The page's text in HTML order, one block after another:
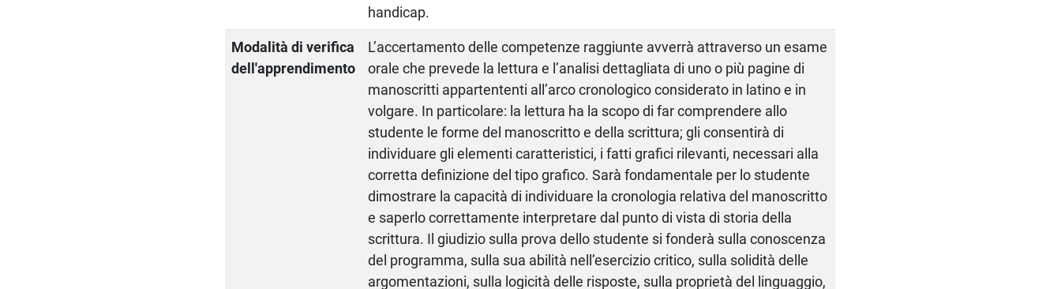
handicap.
Modalità di verifica
dell'apprendimento
L’accertamento delle competenze raggiunte avverrà attraverso un esame
orale che prevede la lettura e l’analisi dettagliata di uno o più pagine di
manoscritti appartententi all’arco cronologico considerato in latino e in
volgare. In particolare: la lettura ha la scopo di far comprendere allo
studente le forme del manoscritto e della scrittura; gli consentirà di
individuare gli elementi caratteristici, i fatti grafici rilevanti, necessari alla
corretta definizione del tipo grafico. Sarà fondamentale per lo studente
dimostrare la capacità di individuare la cronologia relativa del manoscritto
e saperlo correttamente interpretare dal punto di vista di storia della
scrittura. Il giudizio sulla prova dello studente si fonderà sulla conoscenza
del programma, sulla sua abilità nell’esercizio critico, sulla solidità delle
argomentazioni, sulla logicità delle risposte, sulla proprietà del linguaggio,